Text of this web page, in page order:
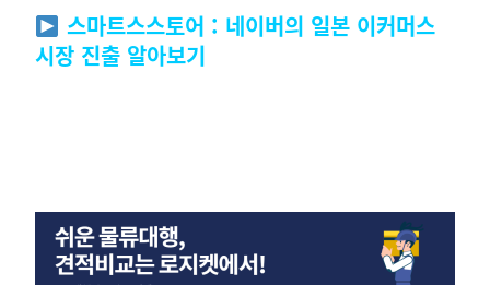
스마트스스토어 : 네이버의 일본 이커머스
시장 진출 알아보기